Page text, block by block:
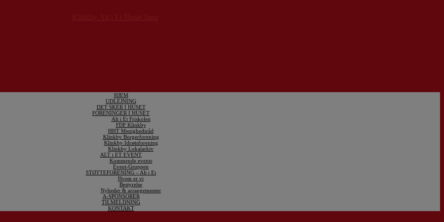
HJEM
UDLEJNING
DET SKER I HUSET
FORENINGER I HUSET
Alt i Et Friskolen
FDF Klinkby
HHT Menighedsråd
Klinkby Borgerforening
Klinkby Idrætsforening
Klinkby Lokalarkiv
ALT i ET EVENT
Kommende events
Event-Gruppen
STØTTEFORENING – Alt i Et
Hvem er vi
Bestyrelse
Nyheder & arrangementer
A-SPONSORER
TILMELDNING
KONTAKT